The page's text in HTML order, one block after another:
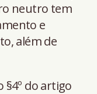
neutro tem
e
além de
§4º do artigo